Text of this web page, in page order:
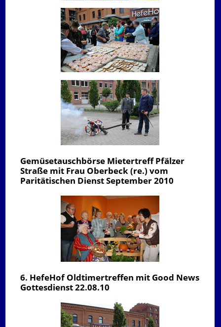
Gemüsetauschbörse Mietertreff Pfälzer
Straße mit Frau Oberbeck (re.) vom
Paritätischen Dienst September 2010
6. HefeHof Oldtimertreffen mit Good News
Gottesdienst 22.08.10